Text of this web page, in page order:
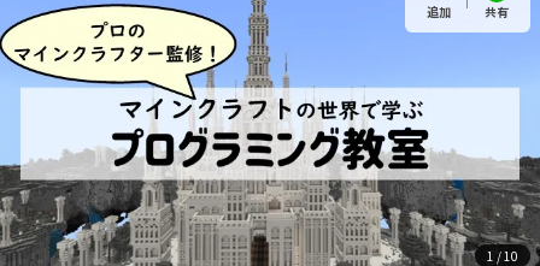
1 / 10
追加 共有